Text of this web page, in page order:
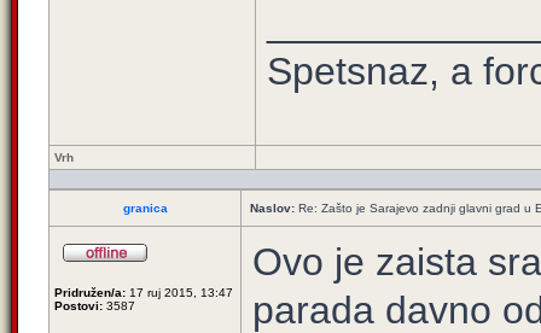
Spetsnaz, a
Vrh
granica Naslov: Re: Zašto je Sarajevo zadnji glavni grad u
Pridružen/a: 17 ruj 2015, 13:47
Postovi: 3587
Ovo je zaista
parada davno